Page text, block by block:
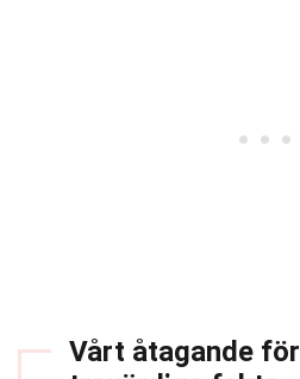
Vårt åtagande för